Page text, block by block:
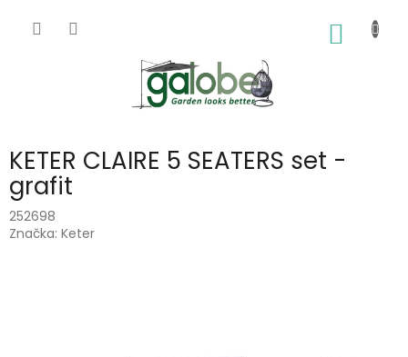
KETER CLAIRE 5 SEATERS set -
grafit
252698
Značka: Keter